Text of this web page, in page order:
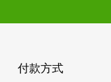
付款方式